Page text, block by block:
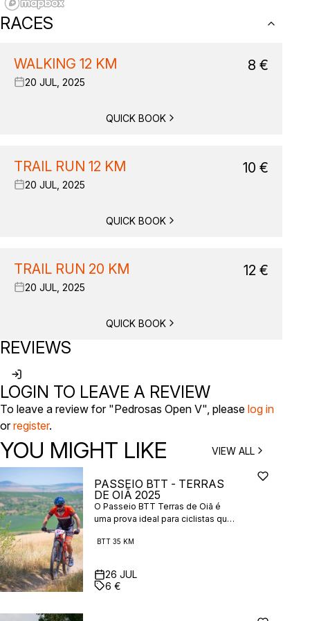
RACES
WALKING 12 KM
20 JUL, 2025
8 €
QUICK BOOK
TRAIL RUN 12 KM
20 JUL, 2025
10 €
QUICK BOOK
TRAIL RUN 20 KM
20 JUL, 2025
12 €
QUICK BOOK
REVIEWS
LOGIN TO LEAVE A REVIEW
To leave a review for "Pedrosas Open V", please log in
orregister.
YOU MIGHT LIKE VIEW ALL
PASSEIO BTT - TERRAS
DE OIÃ 2025
O Passeio BTT Terras de Oiã é
uma prova ideal para ciclistas que
descontraída, mas com algum
natureza. Com 35 km de percurso,
o evento promove o convívio, o
lazer e a descoberta das
BTT 35 KM
26 JUL
6 €